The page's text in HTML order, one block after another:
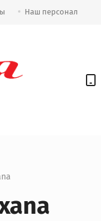
Наш персонал